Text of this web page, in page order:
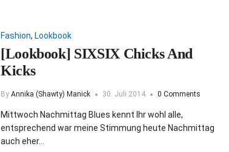
Fashion, Lookbook
[Lookbook] SIXSIX Chicks And
Kicks
By Annika (Shawty) Manick 30. Juli 2014 0 Comments
Mittwoch Nachmittag Blues kennt Ihr wohl alle,
entsprechend war meine Stimmung heute Nachmittag
auch eher…